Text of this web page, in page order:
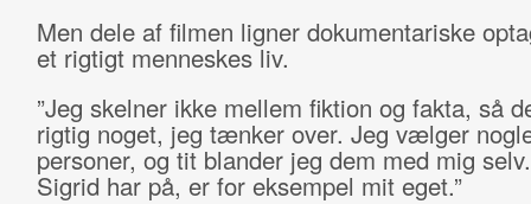
Men dele af filmen ligner dokumentariske
et rigtigt menneskes liv.
”Jeg skelner ikke mellem fiktion og fakta, så
rigtig noget, jeg tænker over. Jeg vælger
personer, og tit blander jeg dem med mig
Sigrid har på, er for eksempel mit eget.”